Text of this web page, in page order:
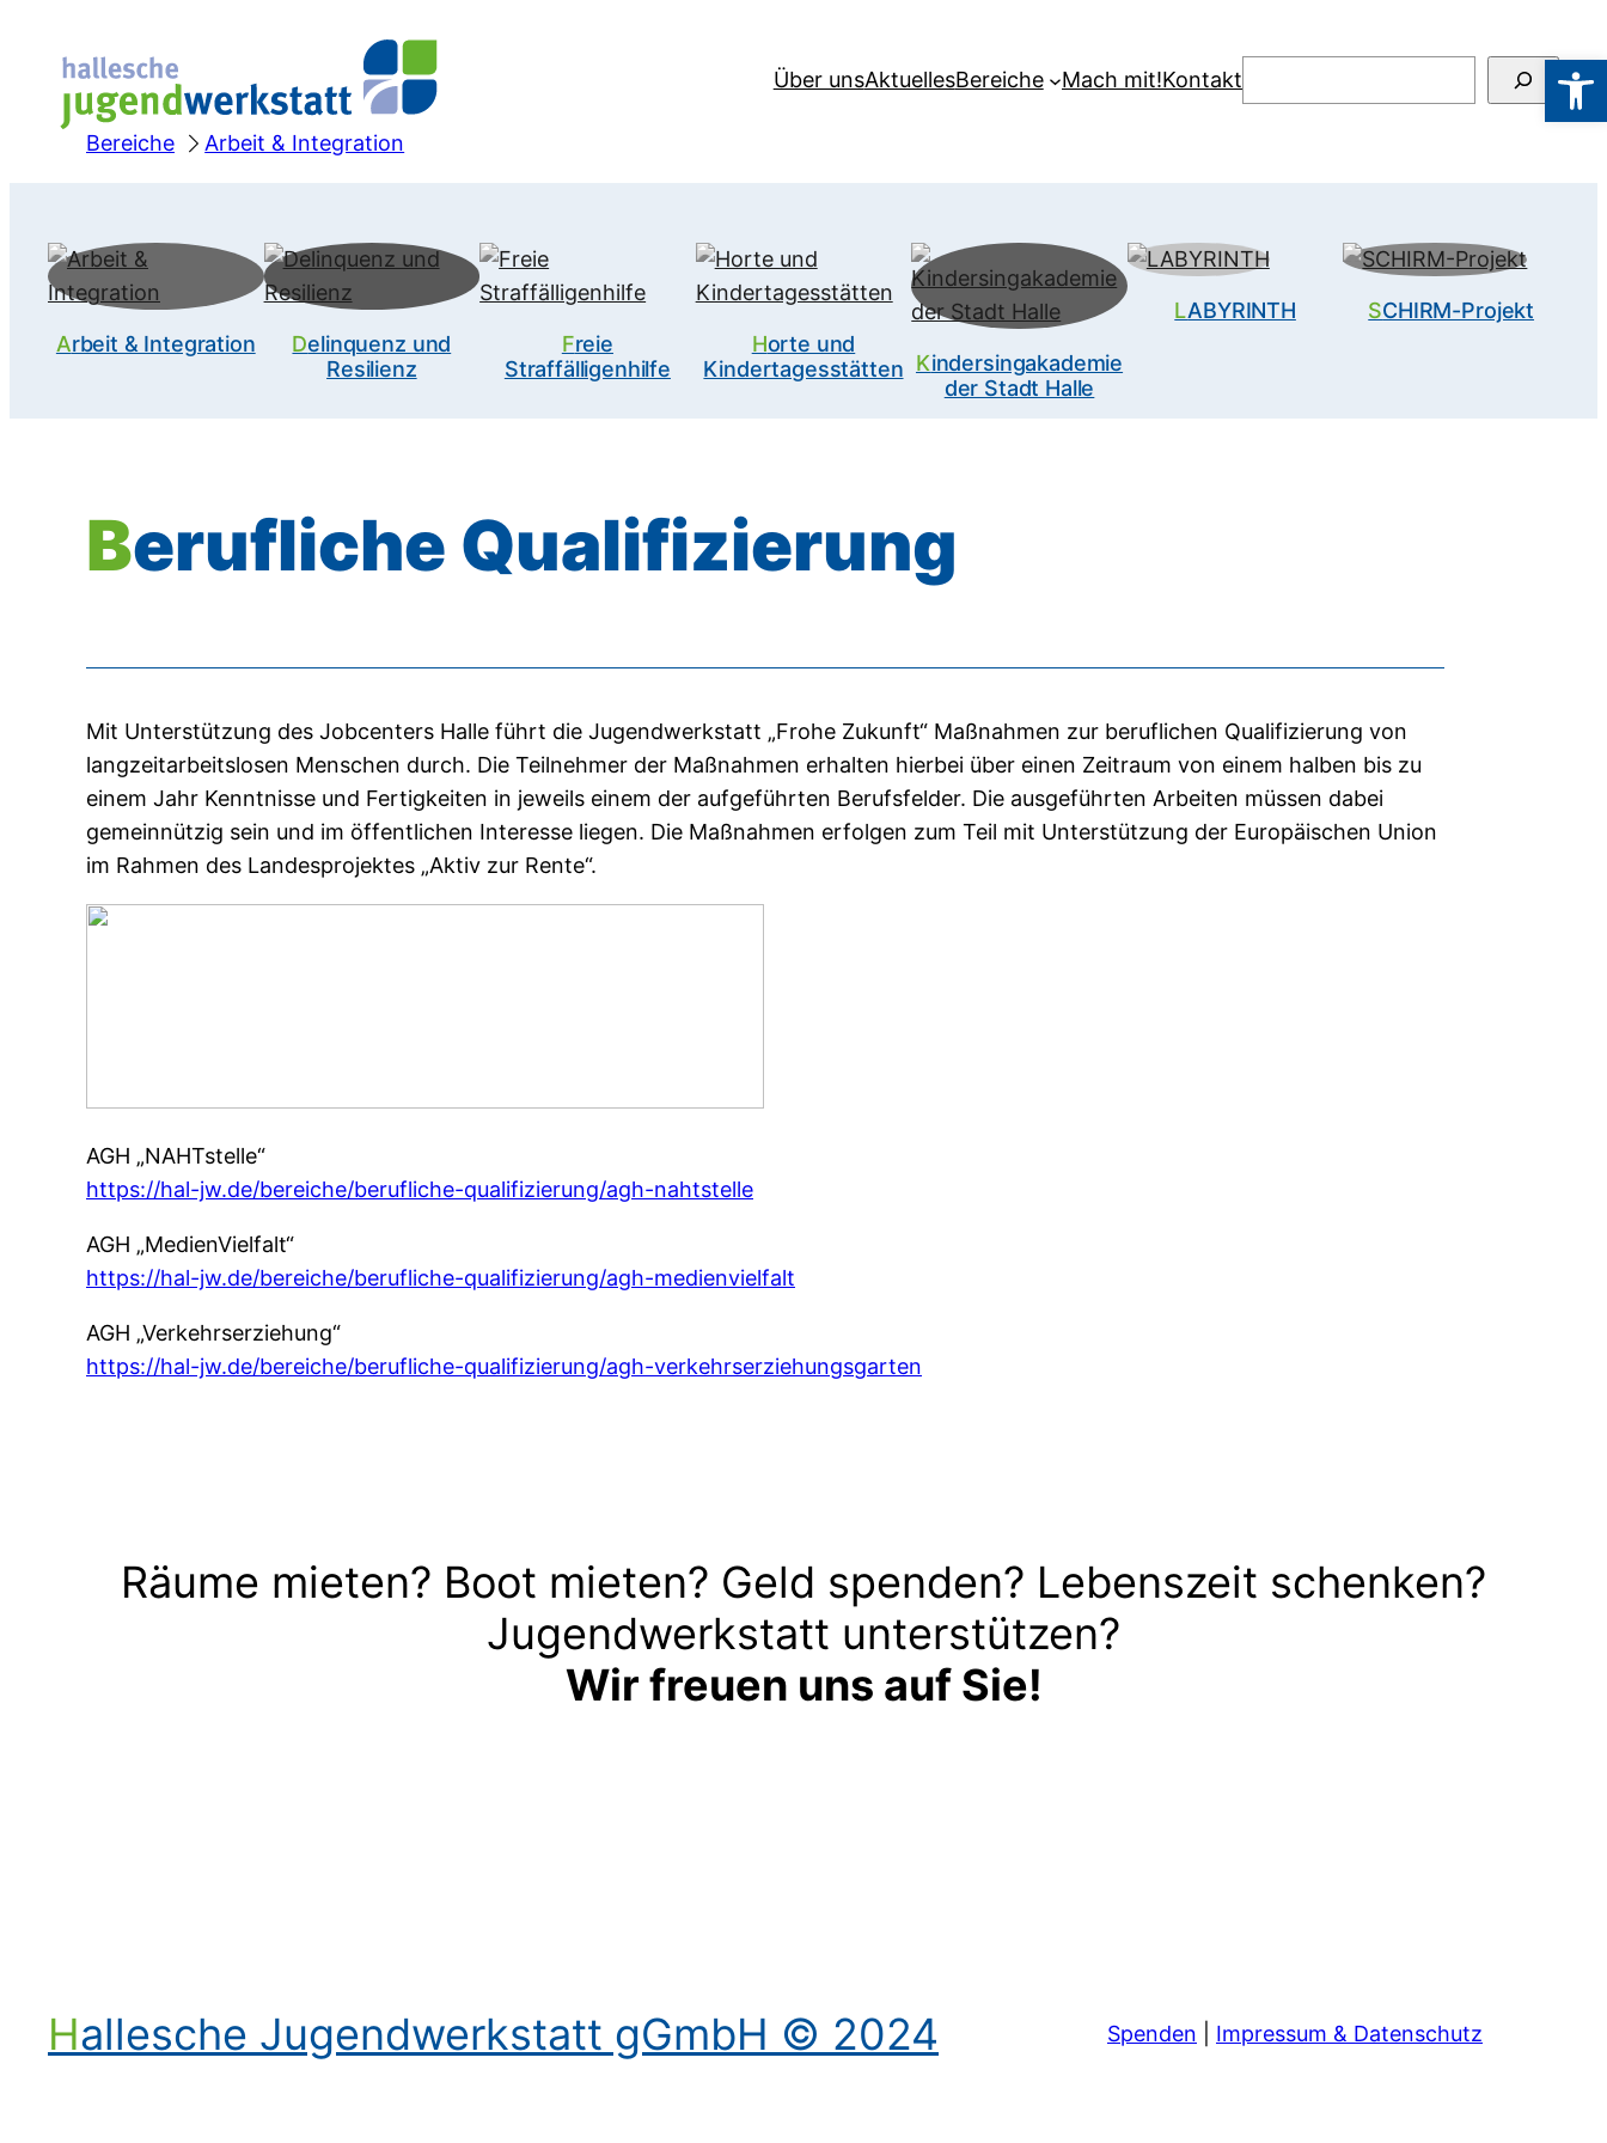
Inhalt
springen
Über unsAktuellesBereiche Mach mit!Kontakt
Bereiche Arbeit & Integration
Arbeit & Integration
Delinquenz und
Resilienz
Freie
Straffälligenhilfe
Horte und
Kindertagesstätten Kindersingakademie
der Stadt Halle
LABYRINTH SCHIRM-Projekt
Berufliche Qualifizierung
Mit Unterstützung des Jobcenters Halle führt die Jugendwerkstatt „Frohe Zukunft“ Maßnahmen zur beruflichen Qualifizierung von
langzeitarbeitslosen Menschen durch. Die Teilnehmer der Maßnahmen erhalten hierbei über einen Zeitraum von einem halben bis zu
einem Jahr Kenntnisse und Fertigkeiten in jeweils einem der aufgeführten Berufsfelder. Die ausgeführten Arbeiten müssen dabei
gemeinnützig sein und im öffentlichen Interesse liegen. Die Maßnahmen erfolgen zum Teil mit Unterstützung der Europäischen Union
im Rahmen des Landesprojektes „Aktiv zur Rente“.
AGH „NAHTstelle“
https://hal-jw.de/bereiche/berufliche-qualifizierung/agh-nahtstelle
AGH „MedienVielfalt“
https://hal-jw.de/bereiche/berufliche-qualifizierung/agh-medienvielfalt
AGH „Verkehrserziehung“
https://hal-jw.de/bereiche/berufliche-qualifizierung/agh-verkehrserziehungsgarten
Räume mieten? Boot mieten? Geld spenden? Lebenszeit schenken?
Jugendwerkstatt unterstützen?
Wir freuen uns auf Sie!
Hallesche Jugendwerkstatt gGmbH © 2024 Spenden Impressum & Datenschutz